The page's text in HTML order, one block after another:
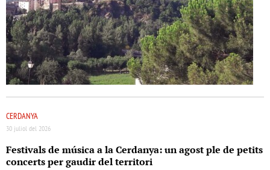
CERDANYA
30 juliol del 2026
Festivals de música a la Cerdanya: un agost ple de petits
concerts per gaudir del territori